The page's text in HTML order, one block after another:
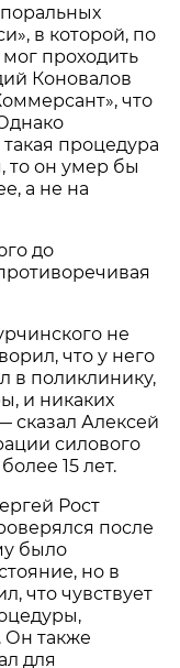
в которой, по
проходить
Коновалов
что
процедура
то он умер бы
а не на
до
не
что у него
в поликлинику,
и никаких
сказал Алексей
силового
15 лет.
Рост
после
было
но в
что чувствует
Он также
для